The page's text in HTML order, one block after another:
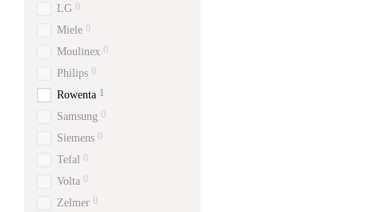
LG 0
Miele 0
Moulinex 0
Philips 0
Rowenta 1
Samsung 0
Siemens 0
Tefal 0
Volta 0
Zelmer 0